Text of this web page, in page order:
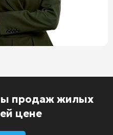
продаж жилых
цене